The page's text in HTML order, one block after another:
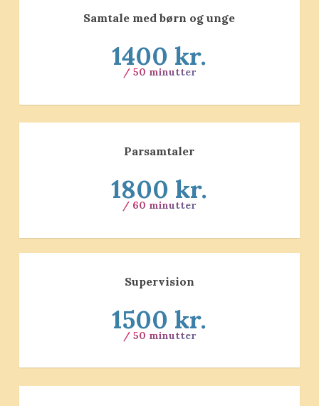
Samtale med børn og unge
1400 kr.
/ 50 minutter
Parsamtaler
1800 kr.
/ 60 minutter
Supervision
1500 kr.
/ 50 minutter